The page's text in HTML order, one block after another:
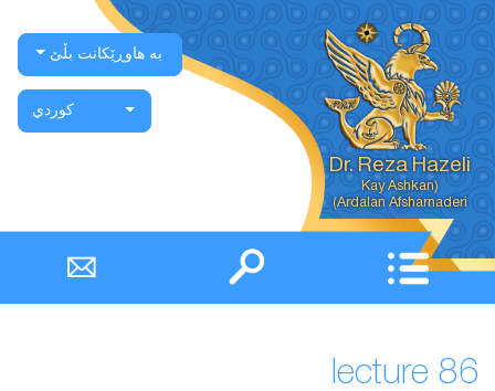
Dr. Reza Hazeli
Ardalan Afsharnaderi)
بە هاوڕێکانت بڵێ
كوردي
lecture 86